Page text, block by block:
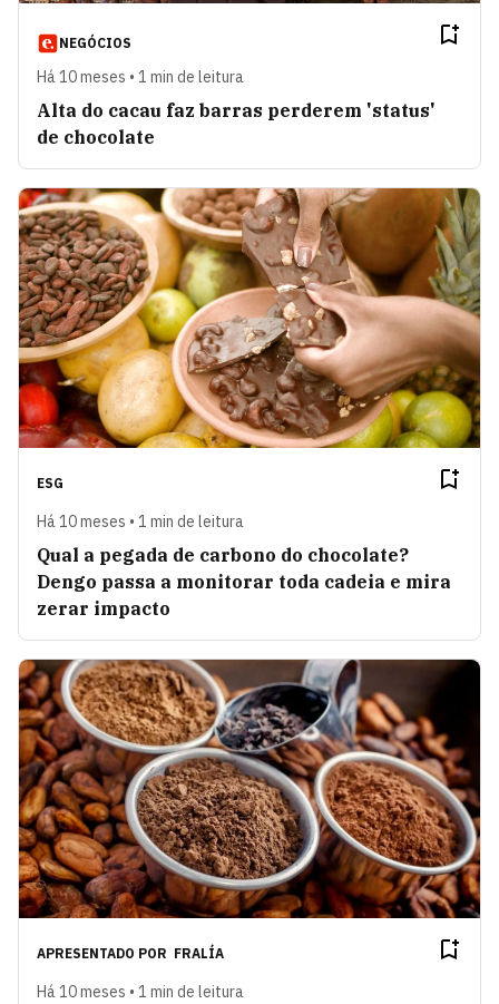
NEGÓCIOS
Há 10 meses • 1 min de leitura
Alta do cacau faz barras perderem 'status'
de chocolate
ESG
Há 10 meses • 1 min de leitura
Qual a pegada de carbono do chocolate?
Dengo passa a monitorar toda cadeia e mira
zerar impacto
APRESENTADO POR FRALÍA
Há 10 meses • 1 min de leitura